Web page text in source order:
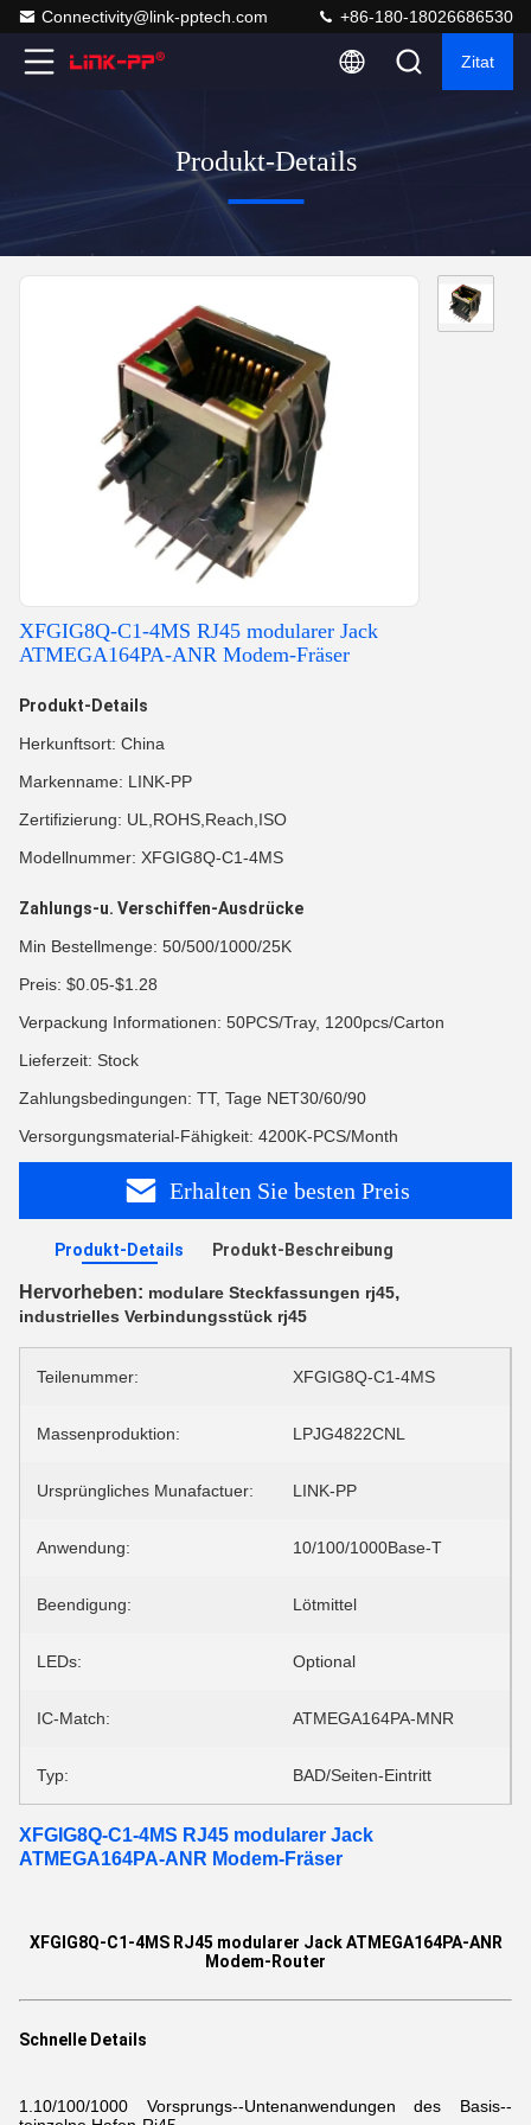
Connectivity@link-pptech.com +86-180-18026686530
Zitat
Produkt-Details
XFGIG8Q-C1-4MS RJ45 modularer Jack
ATMEGA164PA-ANR Modem-Fräser
Produkt-Details
Herkunftsort: China
Markenname: LINK-PP
Zertifizierung: UL,ROHS,Reach,ISO
Modellnummer: XFGIG8Q-C1-4MS
Zahlungs-u. Verschiffen-Ausdrücke
Min Bestellmenge: 50/500/1000/25K
Preis: $0.05-$1.28
Verpackung Informationen: 50PCS/Tray, 1200pcs/Carton
Lieferzeit: Stock
Zahlungsbedingungen: TT, Tage NET30/60/90
Versorgungsmaterial-Fähigkeit: 4200K-PCS/Month
Erhalten Sie besten Preis
Produkt-Details Produkt-Beschreibung
Hervorheben: modulare Steckfassungen rj45,
industrielles Verbindungsstück rj45
Teilenummer: XFGIG8Q-C1-4MS
Massenproduktion: LPJG4822CNL
Ursprüngliches Munafactuer: LINK-PP
Anwendung: 10/100/1000Base-T
Beendigung: Lötmittel
LEDs: Optional
IC-Match: ATMEGA164PA-MNR
Typ: BAD/Seiten-Eintritt
XFGIG8Q-C1-4MS RJ45 modularer Jack
ATMEGA164PA-ANR Modem-Fräser
XFGIG8Q-C1-4MS RJ45 modularer Jack ATMEGA164PA-ANR
Modem-Router
Schnelle Details
1.10/100/1000 Vorsprungs--Untenanwendungen des Basis--